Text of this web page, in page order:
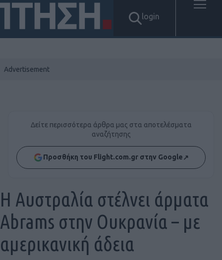
login
Δείτε περισσότερα άρθρα μας στα αποτελέσματα
αναζήτησης
Προσθήκη του Flight.com.gr στην Google↗
Η Αυστραλία στέλνει άρματα
Abrams στην Ουκρανία – με
αμερικανική άδεια